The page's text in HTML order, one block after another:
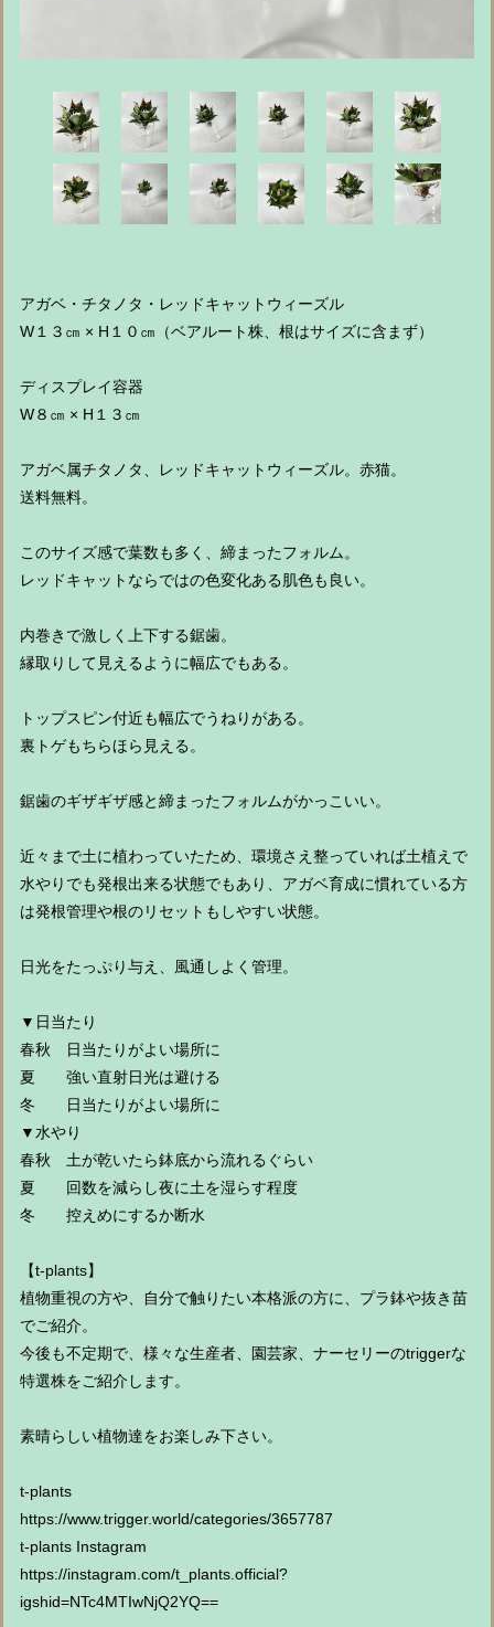
アガベ・チタノタ・レッドキャットウィーズル
W１３㎝ × H１０㎝（ベアルート株、根はサイズに含まず）
ディスプレイ容器
W８㎝ × H１３㎝
アガベ属チタノタ、レッドキャットウィーズル。赤猫。
送料無料。
このサイズ感で葉数も多く、締まったフォルム。
レッドキャットならではの色変化ある肌色も良い。
内巻きで激しく上下する鋸歯。
縁取りして見えるように幅広でもある。
トップスピン付近も幅広でうねりがある。
裏トゲもちらほら見える。
鋸歯のギザギザ感と締まったフォルムがかっこいい。
近々まで土に植わっていたため、環境さえ整っていれば土植えで
水やりでも発根出来る状態でもあり、アガベ育成に慣れている方
は発根管理や根のリセットもしやすい状態。
日光をたっぷり与え、風通しよく管理。
▼日当たり
春秋 日当たりがよい場所に
夏 強い直射日光は避ける
冬 日当たりがよい場所に
▼水やり
春秋 土が乾いたら鉢底から流れるぐらい
夏 回数を減らし夜に土を湿らす程度
冬 控えめにするか断水
【t-plants】
植物重視の方や、自分で触りたい本格派の方に、プラ鉢や抜き苗
でご紹介。
今後も不定期で、様々な生産者、園芸家、ナーセリーのtriggerな
特選株をご紹介します。
素晴らしい植物達をお楽しみ下さい。
t-plants
https://www.trigger.world/categories/3657787
t-plants Instagram
https://instagram.com/t_plants.official?
igshid=NTc4MTIwNjQ2YQ==